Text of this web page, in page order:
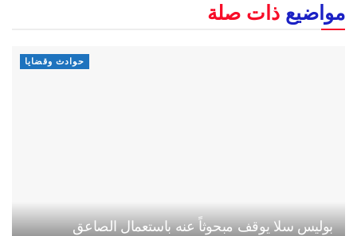
مواضيع ذات صلة
حوادث وقضايا
بوليس سلا يوقف مبحوثاً عنه باستعمال الصاعق